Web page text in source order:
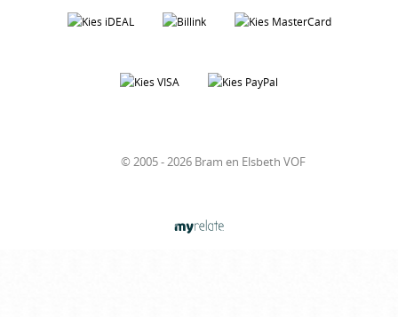
© 2005 - 2026 Bram en Elsbeth VOF